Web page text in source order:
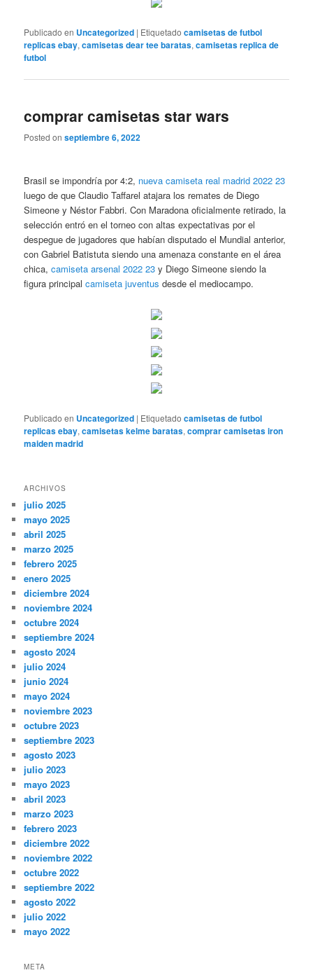
Publicado en Uncategorized | Etiquetado camisetas de futbol
replicas ebay,camisetas dear tee baratas,camisetas replica de
futbol
comprar camisetas star wars
Posted onseptiembre 6, 2022
Brasil se impondría por 4:2, nueva camiseta real madrid 2022 23
luego de que Claudio Taffarel atajara los remates de Diego
Simeone y Néstor Fabbri. Con Maradona oficialmente retirado, la
selección entró en el torneo con altas expectativas por el
despegue de jugadores que habían disputado el Mundial anterior,
con Gabriel Batistuta siendo una amenaza constante en el área
chica,camiseta arsenal 2022 23 y Diego Simeone siendo la
figura principalcamiseta juventus desde el mediocampo.
Publicado en Uncategorized | Etiquetado camisetas de futbol
replicas ebay,camisetas kelme baratas,comprar camisetas iron
maiden madrid
ARCHIVOS
julio 2025
mayo 2025
abril 2025
marzo 2025
febrero 2025
enero 2025
diciembre 2024
noviembre 2024
octubre 2024
septiembre 2024
agosto 2024
julio 2024
junio 2024
mayo 2024
noviembre 2023
octubre 2023
septiembre 2023
agosto 2023
julio 2023
mayo 2023
abril 2023
marzo 2023
febrero 2023
diciembre 2022
noviembre 2022
octubre 2022
septiembre 2022
agosto 2022
julio 2022
mayo 2022
META